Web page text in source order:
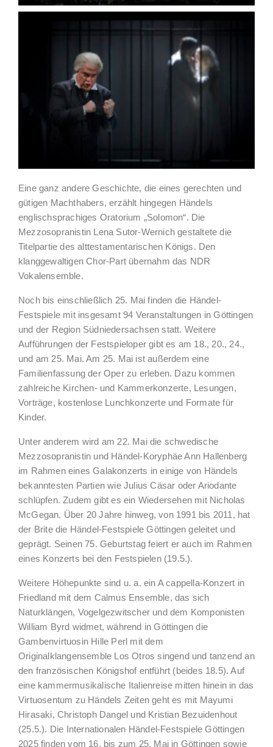
Eine ganz andere Geschichte, die eines gerechten und
gütigen Machthabers, erzählt hingegen Händels
englischsprachiges Oratorium „Solomon“. Die
Mezzosopranistin Lena Sutor-Wernich gestaltete die
Titelpartie des alttestamentarischen Königs. Den
klanggewaltigen Chor-Part übernahm das NDR
Vokalensemble.
Noch bis einschließlich 25. Mai finden die Händel-
Festspiele mit insgesamt 94 Veranstaltungen in Göttingen
und der Region Südniedersachsen statt. Weitere
Aufführungen der Festspieloper gibt es am 18., 20., 24.,
und am 25. Mai. Am 25. Mai ist außerdem eine
Familienfassung der Oper zu erleben. Dazu kommen
zahlreiche Kirchen- und Kammerkonzerte, Lesungen,
Vorträge, kostenlose Lunchkonzerte und Formate für
Kinder.
Unter anderem wird am 22. Mai die schwedische
Mezzosopranistin und Händel-Koryphäe Ann Hallenberg
im Rahmen eines Galakonzerts in einige von Händels
bekanntesten Partien wie Julius Cäsar oder Ariodante
schlüpfen. Zudem gibt es ein Wiedersehen mit Nicholas
McGegan. Über 20 Jahre hinweg, von 1991 bis 2011, hat
der Brite die Händel-Festspiele Göttingen geleitet und
geprägt. Seinen 75. Geburtstag feiert er auch im Rahmen
eines Konzerts bei den Festspielen (19.5.).
Weitere Höhepunkte sind u. a. ein A cappella-Konzert in
Friedland mit dem Calmus Ensemble, das sich
Naturklängen, Vogelgezwitscher und dem Komponisten
William Byrd widmet, während in Göttingen die
Gambenvirtuosin Hille Perl mit dem
Originalklangensemble Los Otros singend und tanzend an
den französischen Königshof entführt (beides 18.5). Auf
eine kammermusikalische Italienreise mitten hinein in das
Virtuosentum zu Händels Zeiten geht es mit Mayumi
Hirasaki, Christoph Dangel und Kristian Bezuidenhout
(25.5.). Die Internationalen Händel-Festspiele Göttingen
2025 finden vom 16. bis zum 25. Mai in Göttingen sowie